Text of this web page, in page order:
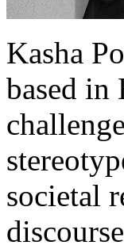
Kasha
based in
societal